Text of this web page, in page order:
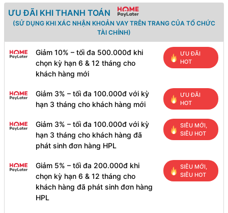
ƯU ĐÃI KHI THANH TOÁN
(SỬ DỤNG KHI XÁC NHẬN KHOẢN VAY TRÊN TRANG CỦA TỔ CHỨC
TÀI CHÍNH)
Giảm 10% – tối đa 500.000đ khi
chọn kỳ hạn 6 & 12 tháng cho
khách hàng mới
ƯU ĐÃI
HOT
Giảm 3% – tối đa 100.000đ với kỳ
hạn 3 tháng cho khách hàng mới
ƯU ĐÃI
HOT
Giảm 3% – tối đa 100.000đ với kỳ
hạn 3 tháng cho khách hàng đã
phát sinh đơn hàng HPL
SIÊU MỚI,
SIÊU HOT
Giảm 5% – tối đa 200.000đ khi
chọn kỳ hạn 6 & 12 tháng cho
khách hàng đã phát sinh đơn hàng
HPL
SIÊU MỚI,
SIÊU HOT